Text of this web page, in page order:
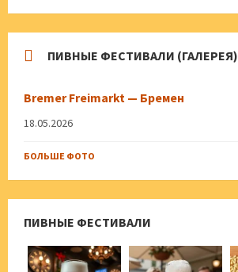
ПИВНЫЕ ФЕСТИВАЛИ (ГАЛЕРЕЯ)
Bremer Freimarkt — Бремен
18.05.2026
БОЛЬШЕ ФОТО
ПИВНЫЕ ФЕСТИВАЛИ